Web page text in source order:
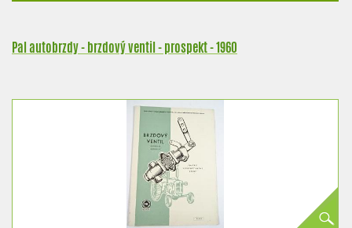
Pal autobrzdy - brzdový ventil - prospekt - 1960